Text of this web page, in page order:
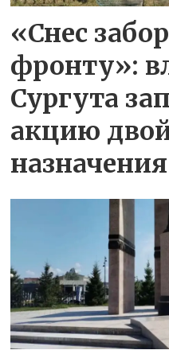
«Снес
фронту»:
Сургута
акцию
назначения